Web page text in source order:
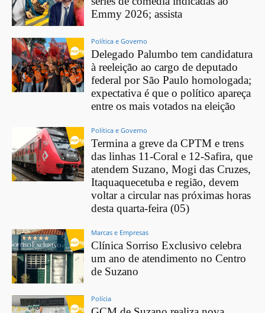
Emmy 2026; assista
Política e Governo
Delegado Palumbo tem candidatura
à reeleição ao cargo de deputado
federal por São Paulo homologada;
expectativa é que o político apareça
entre os mais votados na eleição
Política e Governo
Termina a greve da CPTM e trens
das linhas 11-Coral e 12-Safira, que
atendem Suzano, Mogi das Cruzes,
Itaquaquecetuba e região, devem
voltar a circular nas próximas horas
desta quarta-feira (05)
Marcas e Empresas
Clínica Sorriso Exclusivo celebra
um ano de atendimento no Centro
de Suzano
Polícia